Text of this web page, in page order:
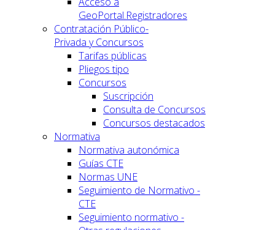
GeoPortal.Registradores
Contratación Público-
Privada y Concursos
Tarifas públicas
Pliegos tipo
Concursos
Suscripción
Consulta de Concursos
Concursos destacados
Normativa
Normativa autonómica
Guías CTE
Normas UNE
Seguimiento de Normativo -
CTE
Seguimiento normativo -